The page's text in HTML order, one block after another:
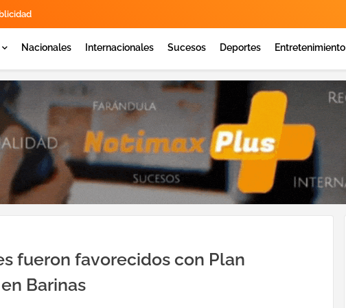
Nacionales Internacionales Sucesos Deportes Entretenimiento
fueron favorecidos con Plan
Barinas